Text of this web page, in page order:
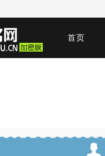
首页